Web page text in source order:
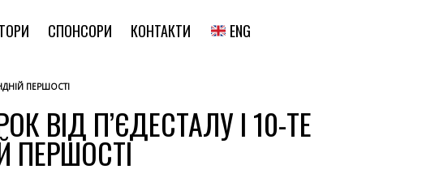
СПОНСОРИ КОНТАКТИ ENG
ПЕРШОСТІ
ВІД П’ЄДЕСТАЛУ І 10-ТЕ
ПЕРШОСТІ